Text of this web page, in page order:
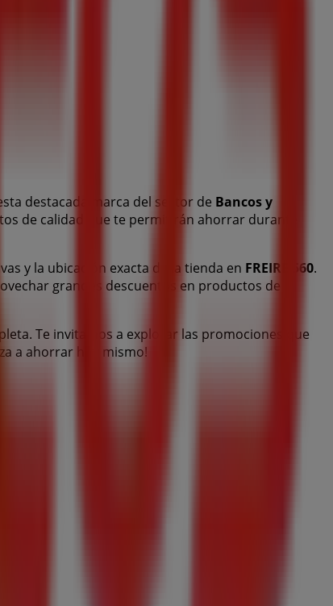
destacada marca del sector de Bancos y
de calidad que te permitirán ahorrar durante
y la ubicación exacta de la tienda en FREIRE 560.
grandes descuentos en productos de
Te invitamos a explorar las promociones que
a ahorrar hoy mismo!